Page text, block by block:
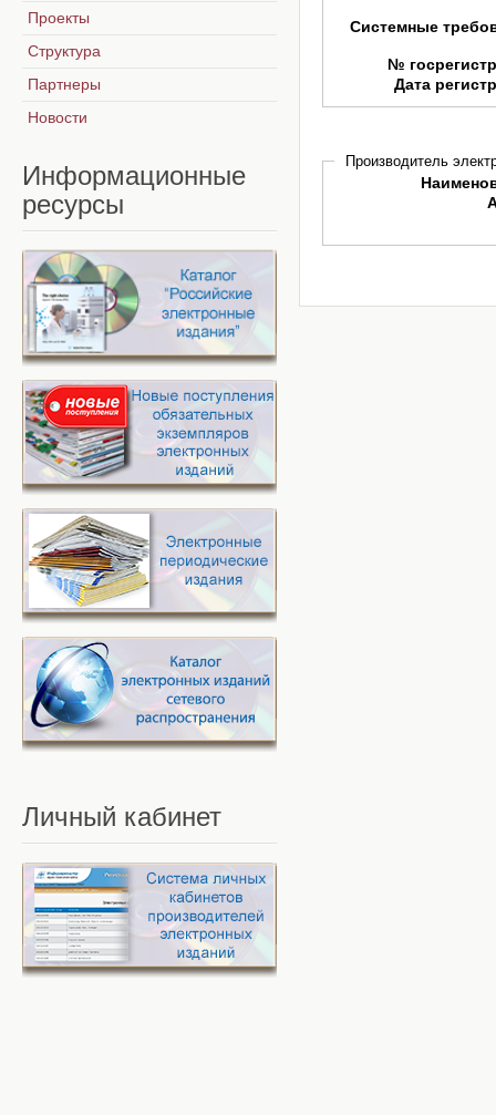
Системные
№
Дата
Производитель
Проекты
Структура
Партнеры
Новости
Информационные
ресурсы
Личный кабинет